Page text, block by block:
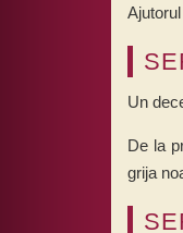
Un
De la
grija